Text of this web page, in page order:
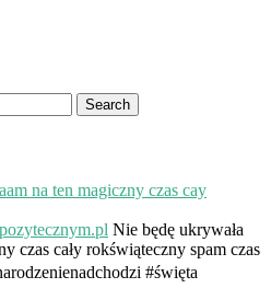
Nie będę ukrywała
czas cały rokświąteczny spam czas
#święta